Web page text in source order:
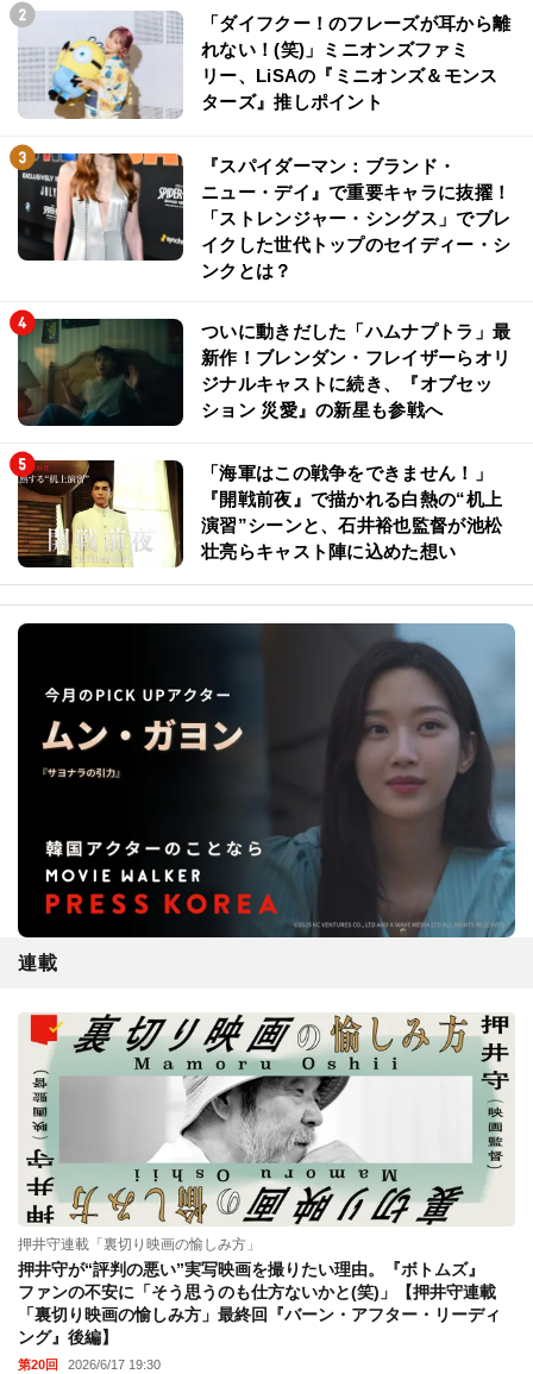
「ダイフクー！のフレーズが耳から離
れない！(笑)」ミニオンズファミ
リー、LiSAの『ミニオンズ＆モンス
ターズ』推しポイント
『スパイダーマン：ブランド・
ニュー・デイ』で重要キャラに抜擢！
「ストレンジャー・シングス」でブレ
イクした世代トップのセイディー・シ
ンクとは？
ついに動きだした「ハムナプトラ」最
新作！ブレンダン・フレイザーらオリ
ジナルキャストに続き、『オブセッ
ション 災愛』の新星も参戦へ
「海軍はこの戦争をできません！」
『開戦前夜』で描かれる白熱の“机上
演習”シーンと、石井裕也監督が池松
壮亮らキャスト陣に込めた想い
連載
押井守連載「裏切り映画の愉しみ方」
押井守が“評判の悪い”実写映画を撮りたい理由。『ボトムズ』
ファンの不安に「そう思うのも仕方ないかと(笑)」【押井守連載
「裏切り映画の愉しみ方」最終回『バーン・アフター・リーディ
ング』後編】
第20回 2026/6/17 19:30